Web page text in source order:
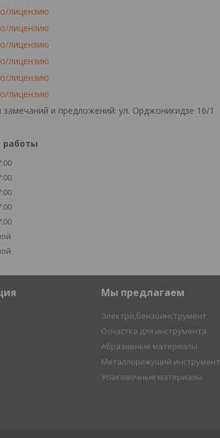
лицензию
лицензию
лицензию
лицензию
лицензию
лицензию
и предложений: ул. Орджоникидзе 16/1
работы
Мы предлагаем
Электро,бензоинструмент
Оснастка для инструмента
Абразивные материалы
Металлорежущий инструмент
Упаковочные материалы